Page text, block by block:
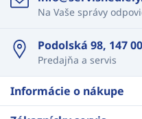
Na Vaše správy
Podolská 98, 147
Predajňa a servis
Informácie o nákupe